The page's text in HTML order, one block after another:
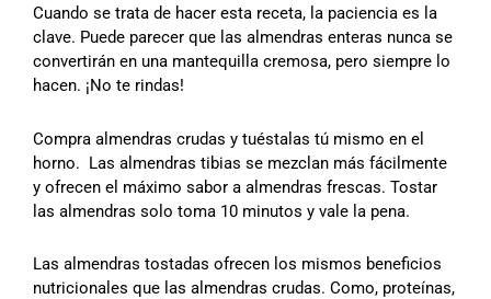
Cuando se trata de hacer esta receta, la paciencia es la
clave. Puede parecer que las almendras enteras nunca se
convertirán en una mantequilla cremosa, pero siempre lo
hacen. ¡No te rindas!
Compra almendras crudas y tuéstalas tú mismo en el
horno. Las almendras tibias se mezclan más fácilmente
y ofrecen el máximo sabor a almendras frescas. Tostar
las almendras solo toma 10 minutos y vale la pena.
Las almendras tostadas ofrecen los mismos beneficios
nutricionales que las almendras crudas. Como, proteínas,